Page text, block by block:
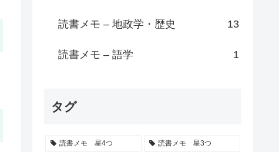
読書メモ – 地政学・歴史 13
読書メモ – 語学 1
タグ
読書メモ 星4つ 読書メモ 星3つ